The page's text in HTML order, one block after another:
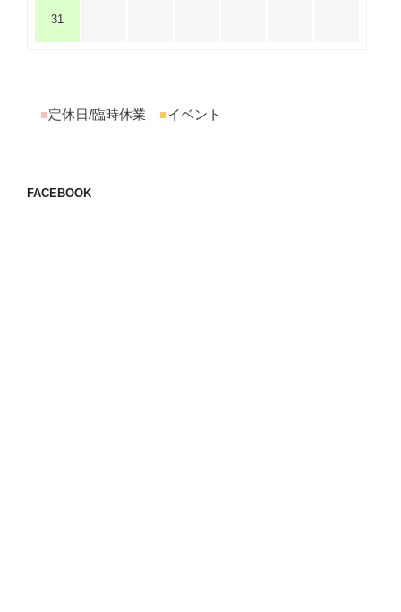
31
■定休日/臨時休業 ■イベント
FACEBOOK